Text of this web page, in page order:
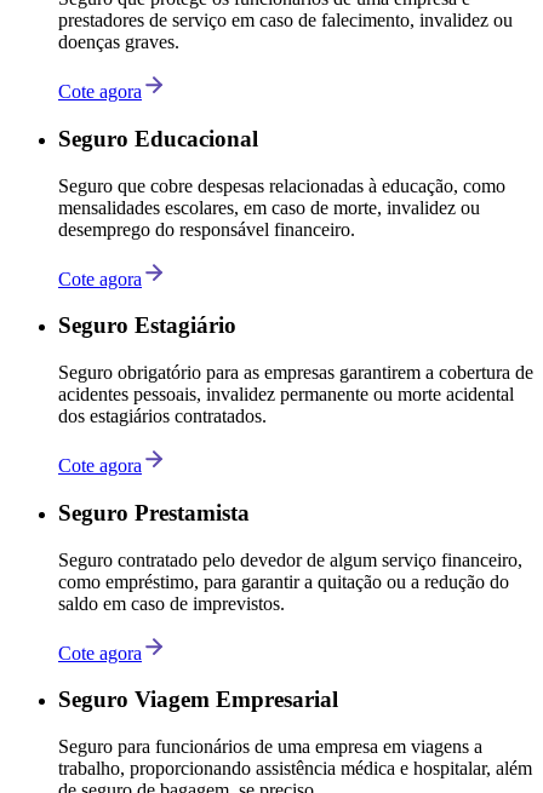
prestadores de serviço em caso de falecimento, invalidez ou
doenças graves.
Cote agora
Seguro Educacional
Seguro que cobre despesas relacionadas à educação, como
mensalidades escolares, em caso de morte, invalidez ou
desemprego do responsável financeiro.
Cote agora
Seguro Estagiário
Seguro obrigatório para as empresas garantirem a cobertura de
acidentes pessoais, invalidez permanente ou morte acidental
dos estagiários contratados.
Cote agora
Seguro Prestamista
Seguro contratado pelo devedor de algum serviço financeiro,
como empréstimo, para garantir a quitação ou a redução do
saldo em caso de imprevistos.
Cote agora
Seguro Viagem Empresarial
Seguro para funcionários de uma empresa em viagens a
trabalho, proporcionando assistência médica e hospitalar, além